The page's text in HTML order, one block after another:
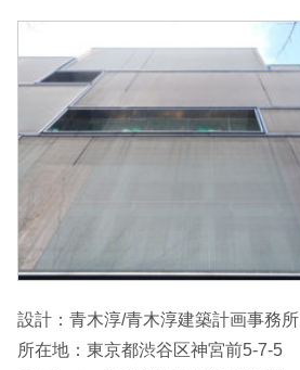
設計：青木淳/青木淳建築計画事務所
所在地：東京都渋谷区神宮前5-7-5